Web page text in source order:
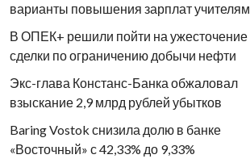
варианты повышения зарплат учителям
В ОПЕК+ решили пойти на ужесточение
сделки по ограничению добычи нефти
Экс-глава Констанс-Банка обжаловал
взыскание 2,9 млрд рублей убытков
Baring Vostok снизила долю в банке
«Восточный» с 42,33% до 9,33%